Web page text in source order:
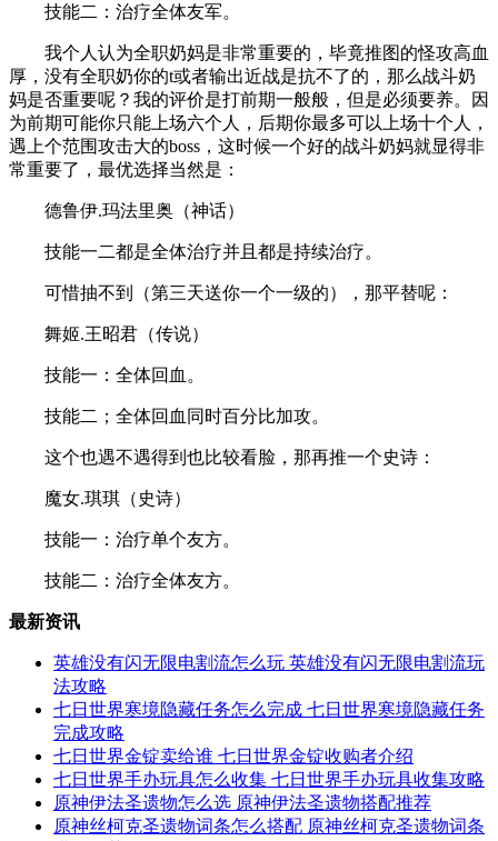
技能二：治疗全体友军。
我个人认为全职奶妈是非常重要的，毕竟推图的怪攻高血
厚，没有全职奶你的t或者输出近战是抗不了的，那么战斗奶
妈是否重要呢？我的评价是打前期一般般，但是必须要养。因
为前期可能你只能上场六个人，后期你最多可以上场十个人，
遇上个范围攻击大的boss，这时候一个好的战斗奶妈就显得非
常重要了，最优选择当然是：
德鲁伊.玛法里奥（神话）
技能一二都是全体治疗并且都是持续治疗。
可惜抽不到（第三天送你一个一级的），那平替呢：
舞姬.王昭君（传说）
技能一：全体回血。
技能二；全体回血同时百分比加攻。
这个也遇不遇得到也比较看脸，那再推一个史诗：
魔女.琪琪（史诗）
技能一：治疗单个友方。
技能二：治疗全体友方。
最新资讯
英雄没有闪无限电割流怎么玩 英雄没有闪无限电割流玩
法攻略
七日世界寒境隐藏任务怎么完成 七日世界寒境隐藏任务
完成攻略
七日世界金锭卖给谁 七日世界金锭收购者介绍
七日世界手办玩具怎么收集 七日世界手办玩具收集攻略
原神伊法圣遗物怎么选 原神伊法圣遗物搭配推荐
原神丝柯克圣遗物词条怎么搭配 原神丝柯克圣遗物词条